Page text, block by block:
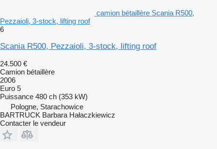
camion bétaillère Scania R500,
Pezzaioli, 3-stock, lifting roof
6
Scania R500, Pezzaioli, 3-stock, lifting roof
24.500 €
Camion bétaillère
2006
Euro 5
Puissance 480 ch (353 kW)
Pologne, Starachowice
BARTRUCK Barbara Hałaczkiewicz
Contacter le vendeur